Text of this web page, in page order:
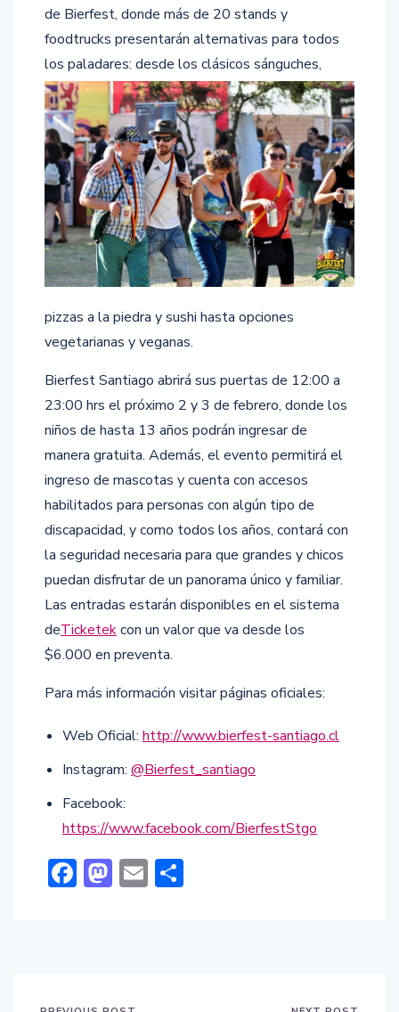
de Bierfest, donde más de 20 stands y
foodtrucks presentarán alternativas para todos
los paladares: desde los clásicos sánguches,
pizzas a la piedra y sushi hasta opciones
vegetarianas y veganas.
Bierfest Santiago abrirá sus puertas de 12:00 a
23:00 hrs el próximo 2 y 3 de febrero, donde los
niños de hasta 13 años podrán ingresar de
manera gratuita. Además, el evento permitirá el
ingreso de mascotas y cuenta con accesos
habilitados para personas con algún tipo de
discapacidad, y como todos los años, contará con
la seguridad necesaria para que grandes y chicos
puedan disfrutar de un panorama único y familiar.
Las entradas estarán disponibles en el sistema
deTicketekcon un valor que va desde los
$6.000 en preventa.
Para más información visitar páginas oficiales:
Web Oficial: http://www.bierfest-santiago.cl
Instagram: @Bierfest_santiago
Facebook:
https://www.facebook.com/BierfestStgo
Facebook
Mastodon
Email